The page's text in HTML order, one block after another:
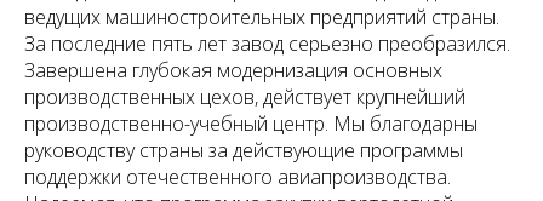
ведущих машиностроительных предприятий страны.
За последние пять лет завод серьезно преобразился.
Завершена глубокая модернизация основных
производственных цехов, действует крупнейший
производственно-учебный центр. Мы благодарны
руководству страны за действующие программы
поддержки отечественного авиапроизводства.